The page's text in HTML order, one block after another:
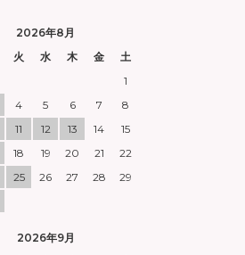
2026年8月
火 水 木 金
土
1
4 5 6 7
8
11 12 13 14
15
18 19 20 21
22
25 26 27 28
29
2026年9月